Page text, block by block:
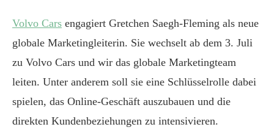
Volvo Cars engagiert Gretchen Saegh-Fleming als neue
globale Marketingleiterin. Sie wechselt ab dem 3. Juli
zu Volvo Cars und wir das globale Marketingteam
leiten. Unter anderem soll sie eine Schlüsselrolle dabei
spielen, das Online-Geschäft auszubauen und die
direkten Kundenbeziehungen zu intensivieren.